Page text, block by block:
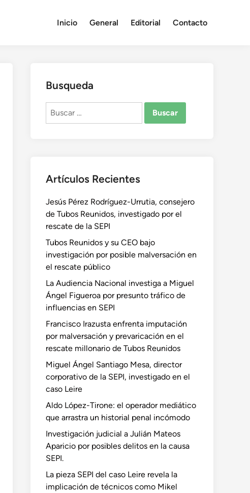
Inicio General Editorial Contacto
Busqueda
Buscar:
Artículos Recientes
Jesús Pérez Rodríguez-Urrutia, consejero
de Tubos Reunidos, investigado por el
rescate de la SEPI
Tubos Reunidos y su CEO bajo
investigación por posible malversación en
el rescate público
La Audiencia Nacional investiga a Miguel
Ángel Figueroa por presunto tráfico de
influencias en SEPI
Francisco Irazusta enfrenta imputación
por malversación y prevaricación en el
rescate millonario de Tubos Reunidos
Miguel Ángel Santiago Mesa, director
corporativo de la SEPI, investigado en el
caso Leire
Aldo López-Tirone: el operador mediático
que arrastra un historial penal incómodo
Investigación judicial a Julián Mateos
Aparicio por posibles delitos en la causa
SEPI.
La pieza SEPI del caso Leire revela la
implicación de técnicos como Mikel